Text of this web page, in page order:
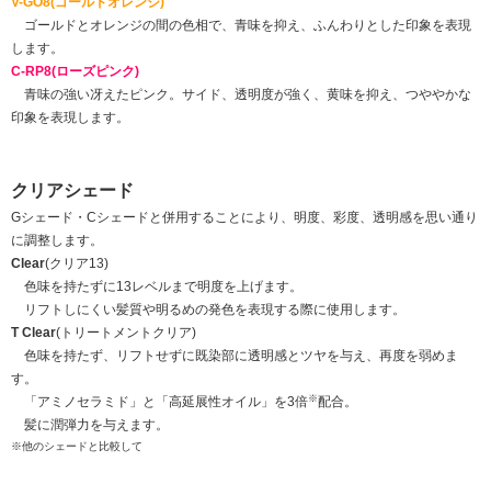
ゴールドとオレンジの間の色相で、青味を抑え、ふんわりとした印象を表現
します。
C-RP8(ローズピンク)
青味の強い冴えたピンク。サイド、透明度が強く、黄味を抑え、つややかな
印象を表現します。
クリアシェード
Gシェード・Cシェードと併用することにより、明度、彩度、透明感を思い通り
に調整します。
Clear(クリア13)
色味を持たずに13レベルまで明度を上げます。
リフトしにくい髪質や明るめの発色を表現する際に使用します。
T Clear(トリートメントクリア)
色味を持たず、リフトせずに既染部に透明感とツヤを与え、再度を弱めま
す。
「アミノセラミド」と「高延展性オイル」を3倍※配合。
髪に潤弾力を与えます。
※他のシェードと比較して